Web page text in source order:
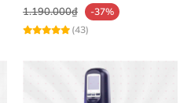
1.190.000₫
-37%
(43)